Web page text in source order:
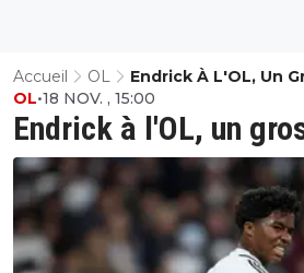
Accueil OL Endrick À L'OL, Un
Endrick à l'OL, un
OL•18 NOV. , 15:00